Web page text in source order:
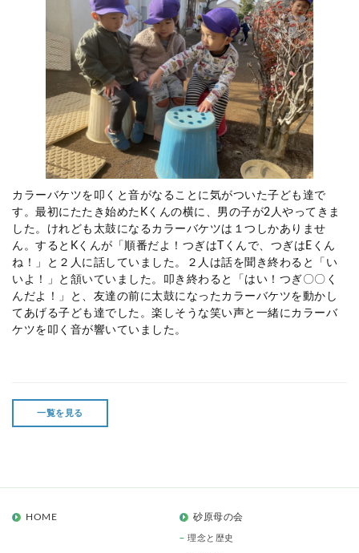
カラーバケツを叩くと音がなることに気がついた子ども達で
す。最初にたたき始めた K くんの横に、男の子が2 人やってきま
した。けれども太鼓になるカラーバケツは１つしかありませ
ん。すると K くんが「順番だよ！つぎは くんで、つぎは E くん
ね！」と２人に話していました。２人は話を聞き終わると「い
いよ！」と頷いていました。叩き終わると「はい！つぎ〇〇く
んだよ！」と、友達の前に太鼓になったカラーバケツを動かし
てあげる子ども達でした。楽しそうな笑い声と一緒にカラーバ
ケツを叩く音が響いていました。
一覧を見る
HOME 砂原母の会
理念と歴史